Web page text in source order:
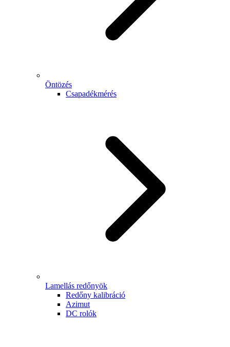
Öntözés
Csapadékmérés
Lamellás redőnyök
Redőny kalibráció
Azimut
DC rolók